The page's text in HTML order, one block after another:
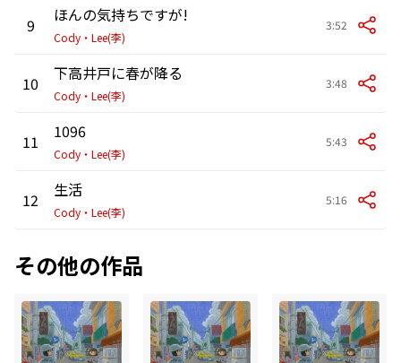
9 ほんの気持ちですが!
Cody・Lee(李)
3:52
10 下高井戸に春が降る
Cody・Lee(李)
3:48
11 1096
Cody・Lee(李)
5:43
12 生活
Cody・Lee(李)
5:16
その他の作品